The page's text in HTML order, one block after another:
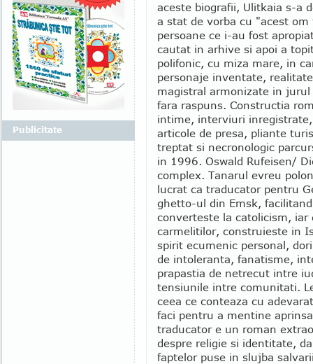
aceste biografii, Ulitkaia s-a
a stat de vorba cu "acest
persoane ce i-au fost
cautat in arhive si apoi a
polifonic, cu miza mare, in
personaje inventate,
magistral armonizate in
fara raspuns. Constructia
intime, interviuri
articole de presa, pliante
treptat si necronologic
in 1996. Oswald Rufeisen/
complex. Tanarul evreu
lucrat ca traducator pentru
ghetto-ul din Emsk,
converteste la catolicism,
carmelitilor, construieste in
spirit ecumenic personal,
de intoleranta, fanatisme,
prapastia de netrecut intre
tensiunile intre comunitati.
ceea ce conteaza cu
faci pentru a mentine
traducator e un roman
despre religie si identitate,
faptelor puse in slujba
Publicitate